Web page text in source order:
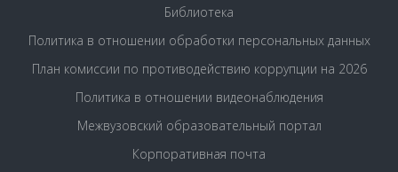
Библиотека
Политика в отношении обработки персональных данных
План комиссии по противодействию коррупции на 2026
Политика в отношении видеонаблюдения
Межвузовский образовательный портал
Корпоративная почта